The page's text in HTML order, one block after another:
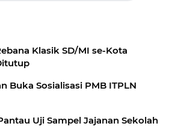
Klasik SD/MI se-Kota
Buka Sosialisasi PMB ITPLN
Uji Sampel Jajanan Sekolah